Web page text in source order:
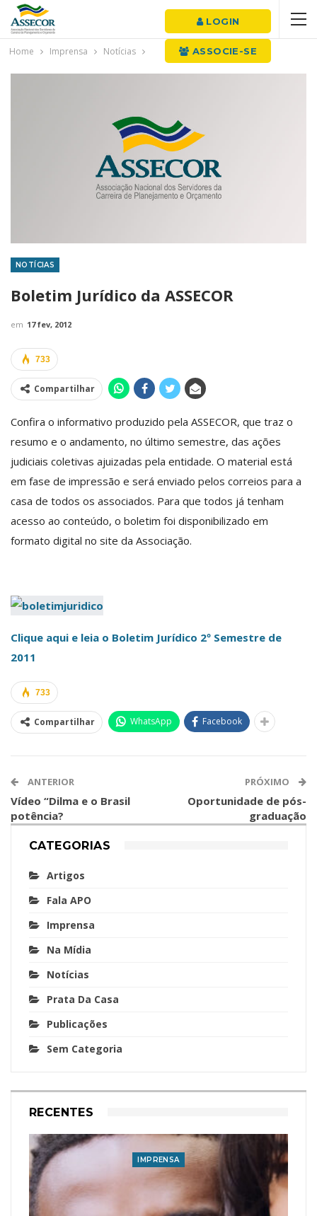
LOGIN
ASSOCIE-SE
Home Imprensa Notícias
NOTÍCIAS
Boletim Jurídico da ASSECOR
em 17 fev, 2012
733
Compartilhar
Confira o informativo produzido pela ASSECOR, que traz o
resumo e o andamento, no último semestre, das ações
judiciais coletivas ajuizadas pela entidade. O material está
em fase de impressão e será enviado pelos correios para a
casa de todos os associados. Para que todos já tenham
acesso ao conteúdo, o boletim foi disponibilizado em
formato digital no site da Associação.
Clique aqui e leia o Boletim Jurídico 2º Semestre de
2011
733
Compartilhar WhatsApp Facebook
ANTERIOR
Vídeo “Dilma e o Brasil
potência?
PRÓXIMO
Oportunidade de pós-
graduação
CATEGORIAS
Artigos
Fala APO
Imprensa
Na Mídia
Notícias
Prata Da Casa
Publicações
Sem Categoria
RECENTES
IMPRENSA